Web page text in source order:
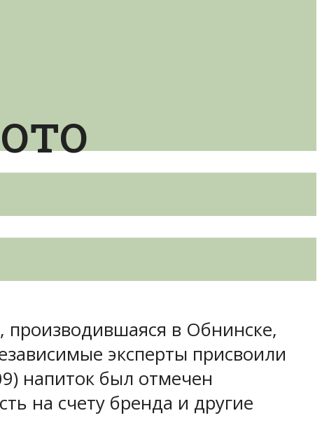
производившаяся в Обнинске,
эксперты присвоили
напиток был отмечен
на счету бренда и другие